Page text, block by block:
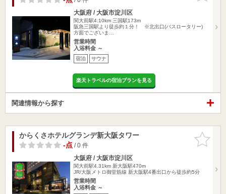
大阪府 / 大阪市淀川区
関大前駅4.10km 三国駅173m
阪急三国駅より徒歩約１分！ ※北出口(バスロータリー)
方面でございま…
営業時間
入浴料金 ～
宿泊 サウナ
楽天トラベルの宿泊プランを見る
関連情報から探す
お気に入
りに追加
からくさホテルグランデ新大阪タワー
-点/ 0 件
大阪府 / 大阪市淀川区
関大前駅4.31km 新大阪駅470m
JR/大阪メトロ御堂筋線 新大阪駅4番出口から徒歩約5分
営業時間
入浴料金 ～